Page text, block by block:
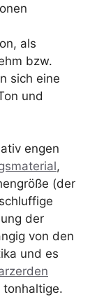
als
bzw.
sich eine
und
engen
,
(der
der
von den
und es